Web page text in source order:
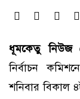
ধূমকেতু নিউজ
নির্বাচন
শনিবার বিকাল